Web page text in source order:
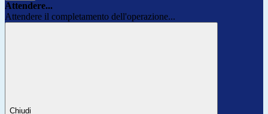
Attendere...
Attendere il completamento dell'operazione...
Chiudi